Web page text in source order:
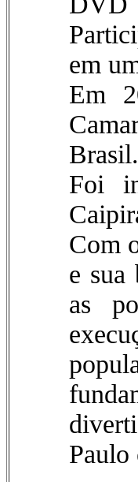
em
Em
Brasil.
Foi
Com
e sua
as
Paulo